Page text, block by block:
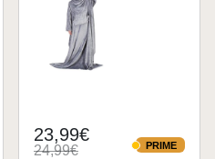
23,99€
24,99€ PRIME
PRIME